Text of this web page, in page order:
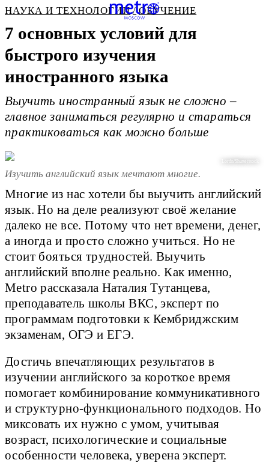
НАУКА И ТЕХНОЛОГИИ ОБУЧЕНИЕ
7 основных условий для
быстрого изучения
иностранного языка
Выучить иностранный язык не сложно –
главное заниматься регулярно и стараться
практиковаться как можно больше
Lordn/Shutterstock
Изучить английский язык мечтают многие.
Многие из нас хотели бы выучить английский
язык. Но на деле реализуют своё желание
далеко не все. Потому что нет времени, денег,
а иногда и просто сложно учиться. Но не
стоит бояться трудностей. Выучить
английский вполне реально. Как именно,
Metro рассказала Наталия Тутанцева,
преподаватель школы ВКС, эксперт по
программам подготовки к Кембриджским
экзаменам, ОГЭ и ЕГЭ.
Достичь впечатляющих результатов в
изучении английского за короткое время
помогает комбинирование коммуникативного
и структурно-функционального подходов. Но
миксовать их нужно с умом, учитывая
возраст, психологические и социальные
особенности человека, уверена эксперт.